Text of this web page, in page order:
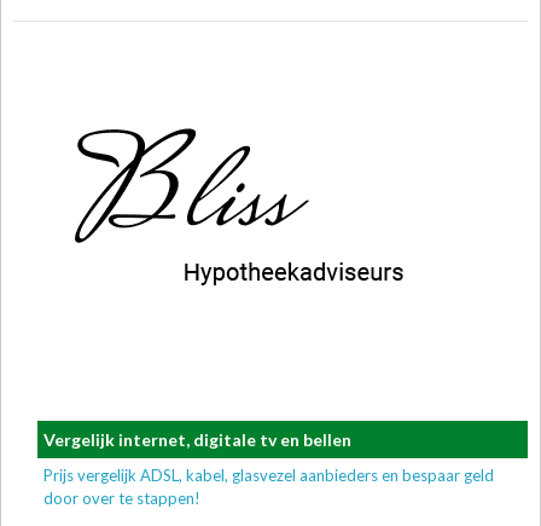
Vergelijk internet, digitale tv en bellen
Prijs vergelijk ADSL, kabel, glasvezel aanbieders en bespaar geld
door over te stappen!